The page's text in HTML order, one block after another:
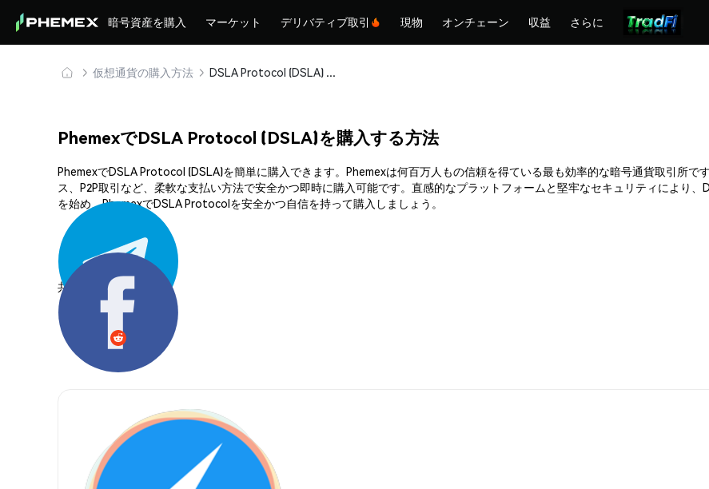
暗号資産を購入 マーケット デリバティブ取引 現物 オンチェーン 収益 さらに
仮想通貨の購入方法 DSLA Protocol (DSLA) を安全に購入・保管
PhemexでDSLA Protocol (DSLA)を購入する方法
PhemexでDSLA Protocol (DSLA)を簡単に購入できます。Phemexは何百万人もの信頼を得ている最も効率的な暗号通貨取引所
ス、P2P取引など、柔軟な支払い方法で安全かつ即時に購入可能です。直感的なプラットフォームと堅牢なセキュリティにより
を始め、PhemexでDSLA Protocolを安全かつ自信を持って購入しましょう。
共有する: